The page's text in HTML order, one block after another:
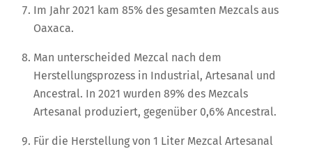
Im Jahr 2021 kam 85% des gesamten Mezcals aus
Oaxaca.
Man unterscheided Mezcal nach dem
Herstellungsprozess in Industrial, Artesanal und
Ancestral. In 2021 wurden 89% des Mezcals
Artesanal produziert, gegenüber 0,6% Ancestral.
Für die Herstellung von 1 Liter Mezcal Artesanal